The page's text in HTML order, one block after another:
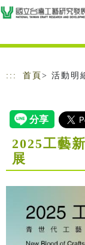
跳到主要內容
網站導覽
::: 首頁 > 活動明
2025工藝
展